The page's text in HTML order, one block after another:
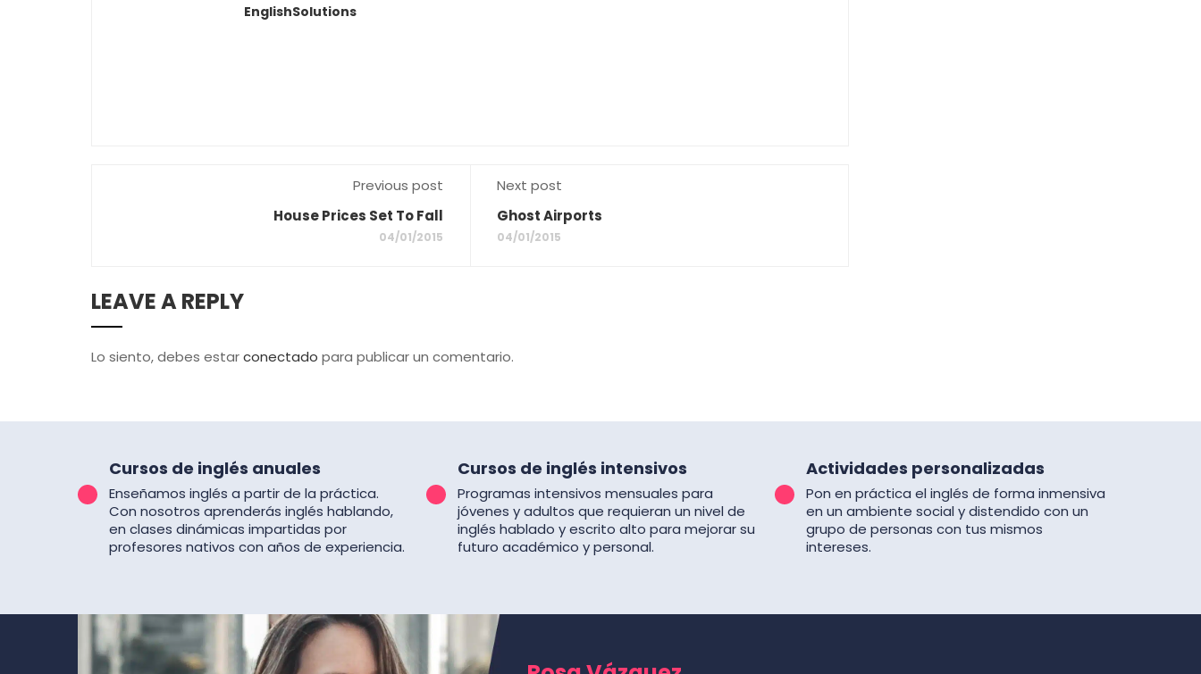
EnglishSolutions
Previous post
House Prices Set To Fall
04/01/2015
Next post
Ghost Airports
04/01/2015
LEAVE A REPLY
Lo siento, debes estarconectado para publicar un comentario.
Cursos de inglés anuales
Enseñamos inglés a partir de la práctica.
Con nosotros aprenderás inglés hablando,
en clases dinámicas impartidas por
profesores nativos con años de experiencia.
Cursos de inglés intensivos
Programas intensivos mensuales para
jóvenes y adultos que requieran un nivel de
inglés hablado y escrito alto para mejorar su
futuro académico y personal.
Actividades personalizadas
Pon en práctica el inglés de forma inmensiva
en un ambiente social y distendido con un
grupo de personas con tus mismos
intereses.